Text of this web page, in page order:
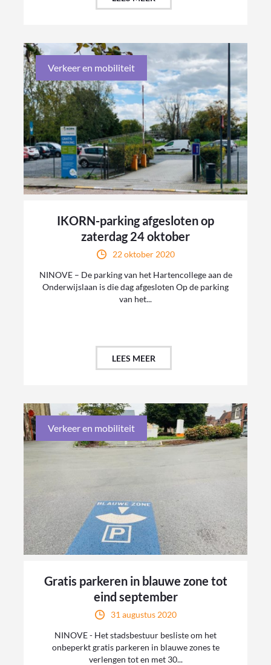
Verkeer en mobiliteit
IKORN-parking afgesloten op
zaterdag 24 oktober
22 oktober 2020
NINOVE – De parking van het Hartencollege aan de
Onderwijslaan is die dag afgesloten Op de parking
van het...
LEES MEER
Verkeer en mobiliteit
Gratis parkeren in blauwe zone tot
eind september
31 augustus 2020
NINOVE - Het stadsbestuur besliste om het
onbeperkt gratis parkeren in blauwe zones te
verlengen tot en met 30...